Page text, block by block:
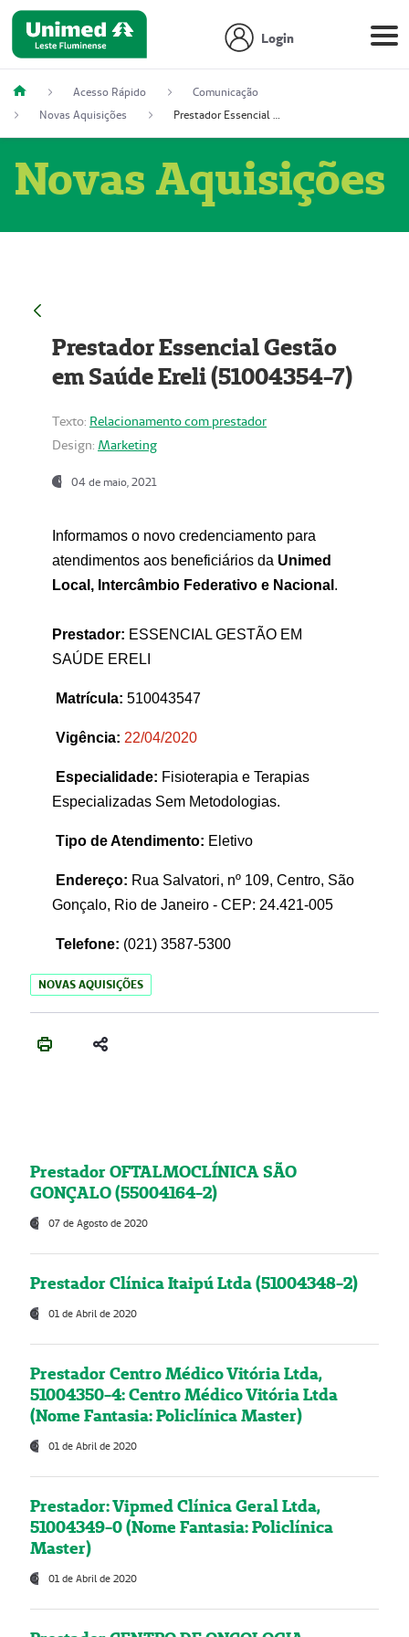
Login
Acesso Rápido
Comunicação
Novas Aquisições
Prestador Essencial Gestão em Saúde Ereli (51004354-7)
Novas Aquisições
Prestador Essencial Gestão
em Saúde Ereli (51004354-7)
Texto: Relacionamento com prestador
Design: Marketing
04 de maio, 2021
Informamos o novo credenciamento para
atendimentos aos beneficiários da Unimed
Local, Intercâmbio Federativo e Nacional .
Prestador: ESSENCIAL GESTÃO EM
SAÚDE ERELI
Matrícula: 510043547
Vigência: 22/04/2020
Especialidade: Fisioterapia e Terapias
Especializadas Sem Metodologias.
Tipo de Atendimento: Eletivo
Endereço: Rua Salvatori, nº 109, Centro, São
Gonçalo, Rio de Janeiro - CEP: 24.421-005
Telefone: (021) 3587-5300
NOVAS AQUISIÇÕES
Prestador OFTALMOCLÍNICA SÃO
GONÇALO (55004164-2)
07 de Agosto de 2020
Prestador Clínica Itaipú Ltda (51004348-2)
01 de Abril de 2020
Prestador Centro Médico Vitória Ltda,
51004350-4: Centro Médico Vitória Ltda
(Nome Fantasia: Policlínica Master)
01 de Abril de 2020
Prestador: Vipmed Clínica Geral Ltda,
51004349-0 (Nome Fantasia: Policlínica
Master)
01 de Abril de 2020